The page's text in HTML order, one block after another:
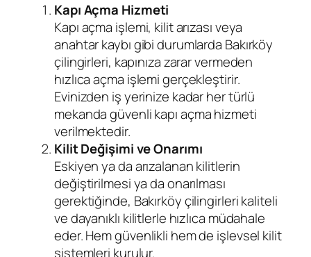
Kapı Açma Hizmeti
Kapı açma işlemi, kilit arızası veya
anahtar kaybı gibi durumlarda Bakırköy
çilingirleri, kapınıza zarar vermeden
hızlıca açma işlemi gerçekleştirir.
Evinizden iş yerinize kadar her türlü
mekanda güvenli kapı açma hizmeti
verilmektedir.
Kilit Değişimi ve Onarımı
Eskiyen ya da arızalanan kilitlerin
değiştirilmesi ya da onarılması
gerektiğinde, Bakırköy çilingirleri kaliteli
ve dayanıklı kilitlerle hızlıca müdahale
eder. Hem güvenlikli hem de işlevsel kilit
sistemleri kurulur.